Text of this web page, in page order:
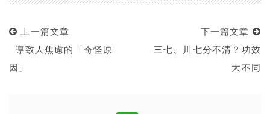
上一篇文章
導致人焦慮的「奇怪原
因」
下一篇文章
三七、川七分不清？功效
大不同